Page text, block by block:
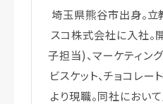
埼玉県熊谷市出身。
スコ株式会社に入社。
子担当)、マーケティン
ビスケット、チョコレ
より現職。同社におい